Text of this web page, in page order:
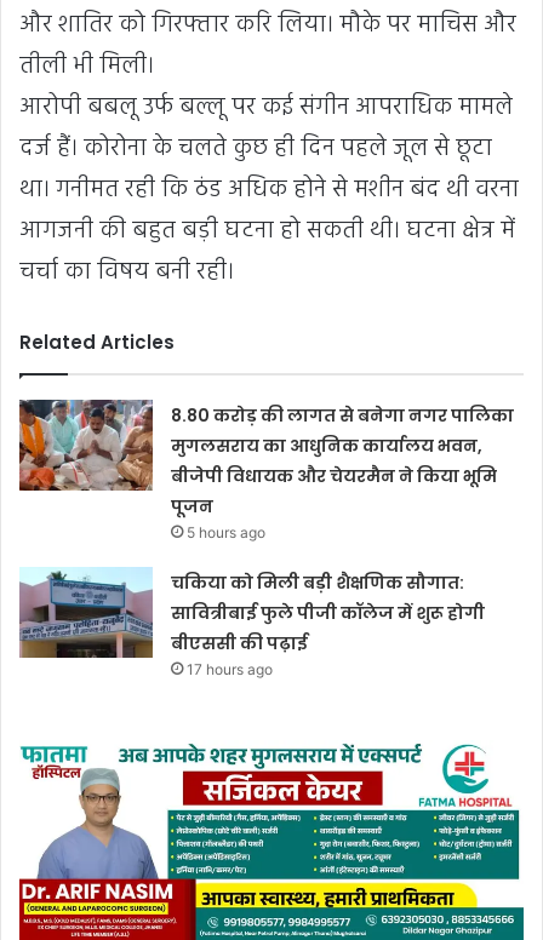
और शातिर को गिरफ्तार करि लिया। मौके पर माचिस और
तीली भी मिली।
आरोपी बबलू उर्फ बल्लू पर कई संगीन आपराधिक मामले
दर्ज हैं। कोरोना के चलते कुछ ही दिन पहले जूल से छूटा
था। गनीमत रही कि ठंड अधिक होने से मशीन बंद थी वरना
आगजनी की बहुत बड़ी घटना हो सकती थी। घटना क्षेत्र में
चर्चा का विषय बनी रही।
Related Articles
8.80 करोड़ की लागत से बनेगा नगर पालिका
मुगलसराय का आधुनिक कार्यालय भवन,
बीजेपी विधायक और चेयरमैन ने किया भूमि
पूजन
5 hours ago
चकिया को मिली बड़ी शैक्षणिक सौगात:
सावित्रीबाई फुले पीजी कॉलेज में शुरू होगी
बीएससी की पढ़ाई
17 hours ago